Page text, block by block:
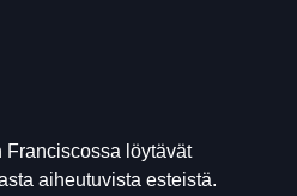
Franciscossa löytävät
aiheutuvista esteistä.